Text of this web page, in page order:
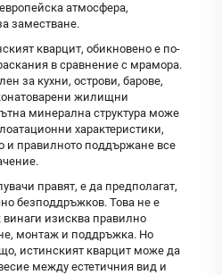
атмосфера,
заместване.
кварцит, обикновено е по-
в сравнение с мрамора.
за кухни, острови, барове,
жилищни
минерална структура може
характеристики,
и правилното поддържане все
правят, е да предполагат,
безподдръжков. Това не е
изисква правилно
монтаж и поддръжка. Но
истинският кварцит може да
между естетичния вид и